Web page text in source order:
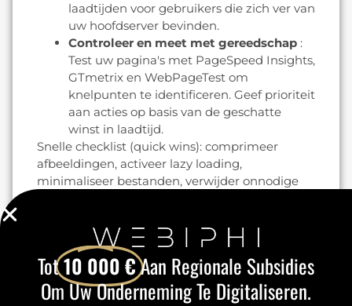
laadtijden voor gebruikers die zich ver van
uw hoofdserver bevinden.
Controleer en meet met gereedschap :
Test uw pagina's met PageSpeed Insights,
GTmetrix en WebPageTest om
knelpunten te identificeren. Geef prioriteit
aan acties op basis van de geschatte
winst in laadtijd.
Snelle checklist (quick wins): comprimeer
afbeeldingen, activeer lazy loading,
minimaliseer bestanden, verwijder onnodige
verkorten de laadtijd, wat vaak leidt tot een
lagere bounce rate op de pagina en bezoekers
aanmoedigt om andere pagina's van de site te
bekijken.
Tot10 000 €Aan Regionale Subsidies
Om Uw Onderneming Te Digitaliseren.